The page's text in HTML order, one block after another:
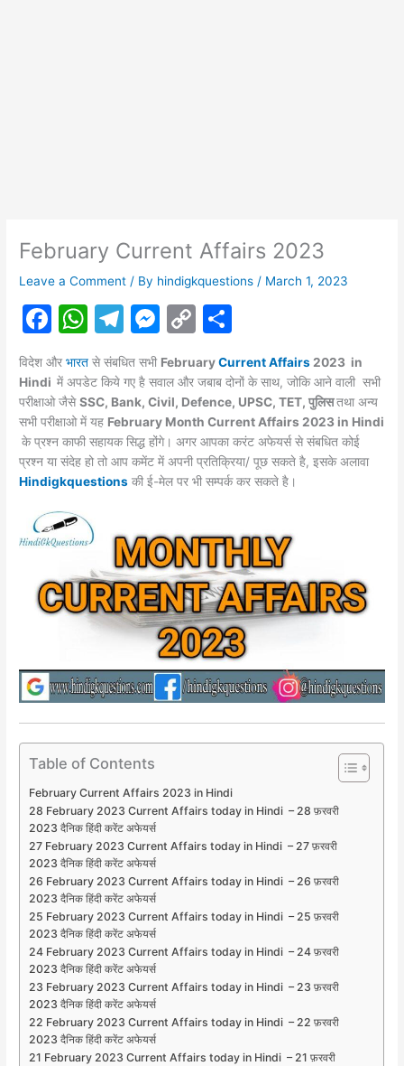
February Current Affairs 2023
Leave a Comment / By hindigkquestions / March 1, 2023
F
a
c
e
b
o
o
k
W
h
at
s
A
p
p
T
e
gr
a
m
M
s
s
e
n
g
C
p
y
Li
n
k
ar
e
विदेश औरभारत से संबधित सभी FebruaryCurrent Affairs 2023 in
Hindi में अपडेट किये गए है सवाल और जबाब दोनों के साथ, जोकि आने वाली सभी
परीक्षाओ जैसेSSC, Bank, Civil, Defence, UPSC, TET, पुलिसतथा अन्य
सभी परीक्षाओ में यह February MonthCurrent Affairs 2023 in Hindi
के प्रश्न काफी सहायक सिद्ध होंगे। अगर आपका करंट अफेयर्स से संबधित कोई
प्रश्न या संदेह हो तो आप कमेंट में अपनी प्रतिक्रिया/ पूछ सकते है, इसके अलावा
Hindigkquestions की ई-मेल पर भी सम्पर्क कर सकते है।
Table of Contents
February Current Affairs 2023 in Hindi
28 February 2023 Current Affairs today in Hindi – 28 फ़रवरी
2023 दैनिक हिंदी करेंट अफेयर्स
27 February 2023 Current Affairs today in Hindi – 27 फ़रवरी
2023 दैनिक हिंदी करेंट अफेयर्स
26 February 2023 Current Affairs today in Hindi – 26 फ़रवरी
2023 दैनिक हिंदी करेंट अफेयर्स
25 February 2023 Current Affairs today in Hindi – 25 फ़रवरी
2023 दैनिक हिंदी करेंट अफेयर्स
24 February 2023 Current Affairs today in Hindi – 24 फ़रवरी
2023 दैनिक हिंदी करेंट अफेयर्स
23 February 2023 Current Affairs today in Hindi – 23 फ़रवरी
2023 दैनिक हिंदी करेंट अफेयर्स
22 February 2023 Current Affairs today in Hindi – 22 फ़रवरी
2023 दैनिक हिंदी करेंट अफेयर्स
21 February 2023 Current Affairs today in Hindi – 21 फ़रवरी